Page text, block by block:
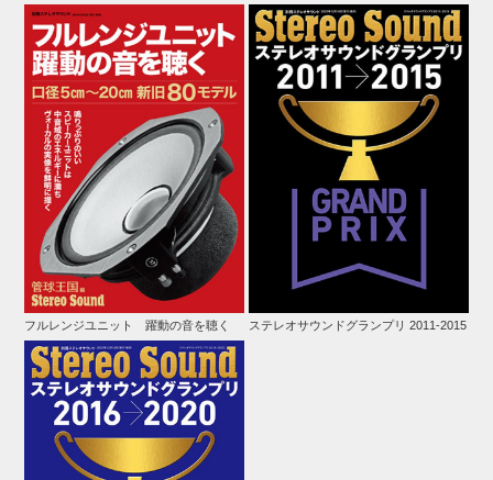
フルレンジユニット 躍動の音を聴く ステレオサウンドグランプリ 2011-2015